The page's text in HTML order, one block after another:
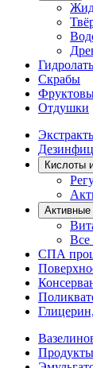
Скрабы
Отдушки
Кислоты
Все
СПА
Продукты